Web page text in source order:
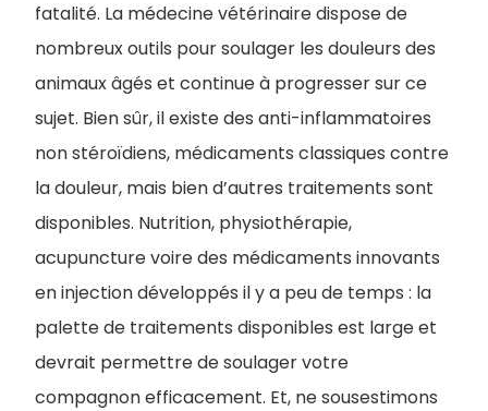
fatalité. La médecine vétérinaire dispose de
nombreux outils pour soulager les douleurs des
animaux âgés et continue à progresser sur ce
sujet. Bien sûr, il existe des anti-inflammatoires
non stéroïdiens, médicaments classiques contre
la douleur, mais bien d’autres traitements sont
disponibles. Nutrition, physiothérapie,
acupuncture voire des médicaments innovants
en injection développés il y a peu de temps : la
palette de traitements disponibles est large et
devrait permettre de soulager votre
compagnon efficacement. Et, ne sousestimons